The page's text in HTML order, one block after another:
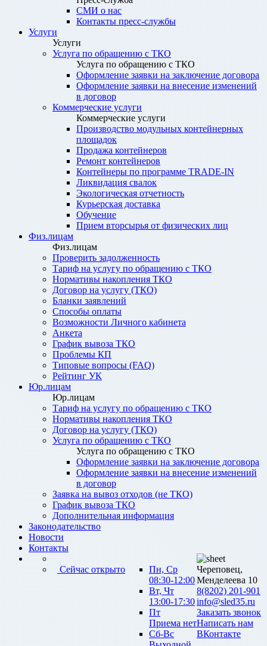
СМИ о нас
Контакты пресс-службы
Услуги
Услуги
Услуга по обращению с ТКО
Услуга по обращению с ТКО
Оформление заявки на заключение договора
Оформление заявки на внесение изменений
в договор
Коммерческие услуги
Коммерческие услуги
Производство модульных контейнерных
площадок
Продажа контейнеров
Ремонт контейнеров
Контейнеры по программе TRADE-IN
Ликвидация свалок
Экологическая отчетность
Курьерская доставка
Обучение
Прием вторсырья от физических лиц
Физ.лицам
Физ.лицам
Проверить задолженность
Тариф на услугу по обращению с ТКО
Нормативы накопления ТКО
Договор на услугу (ТКО)
Бланки заявлений
Способы оплаты
Возможности Личного кабинета
Анкета
График вывоза ТКО
Проблемы КП
Типовые вопросы (FAQ)
Рейтинг УК
Юр.лицам
Юр.лицам
Тариф на услугу по обращению с ТКО
Нормативы накопления ТКО
Договор на услугу (ТКО)
Услуга по обращению с ТКО
Услуга по обращению с ТКО
Оформление заявки на заключение договора
Оформление заявки на внесение изменений
в договор
Заявка на вывоз отходов (не ТКО)
График вывоза ТКО
Дополнительная информация
Законодательство
Новости
Контакты
Сейчас открыто
Пн, Ср
08:30-12:00
Вт, Чт
13:00-17:30
Пт
Приема нет
Сб-Вс
Череповец,
Менделеева 10
8(8202) 201-901
info@sled35.ru
Заказать звонок
Написать нам
ВКонтакте